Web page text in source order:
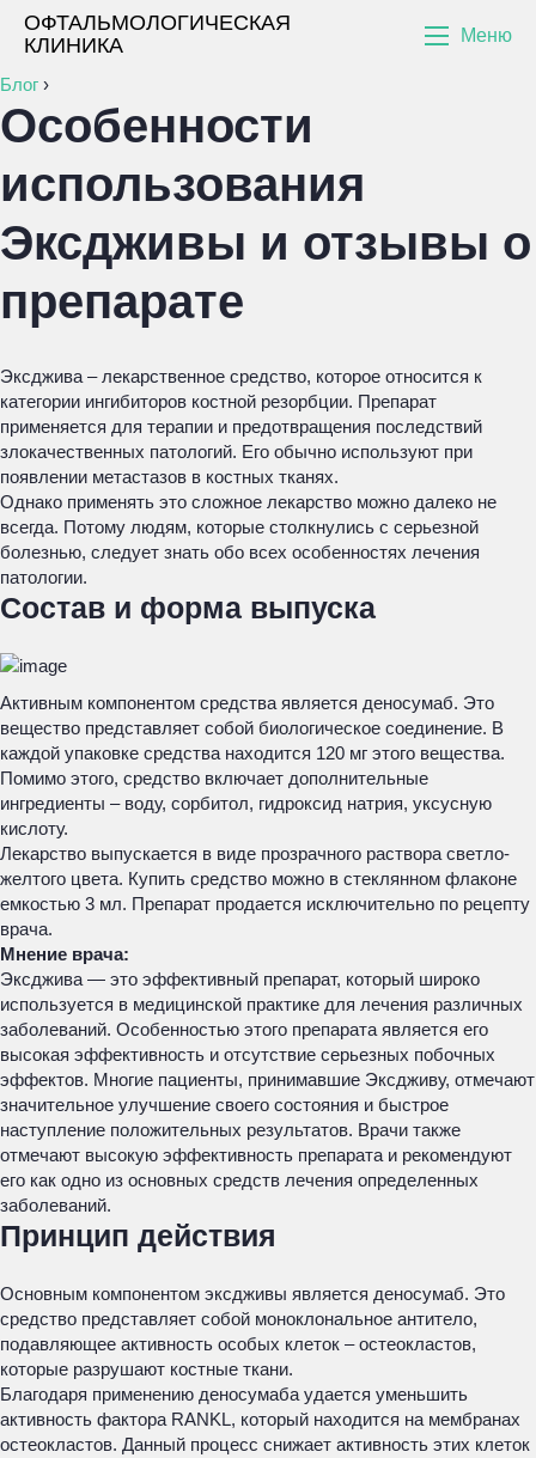
ОФТАЛЬМОЛОГИЧЕСКАЯ
КЛИНИКА
Меню
Блог ›
Особенности
использования
Эксдживы и отзывы о
препарате
Эксджива – лекарственное средство, которое относится к
категории ингибиторов костной резорбции. Препарат
применяется для терапии и предотвращения последствий
злокачественных патологий. Его обычно используют при
появлении метастазов в костных тканях.
Однако применять это сложное лекарство можно далеко не
всегда. Потому людям, которые столкнулись с серьезной
болезнью, следует знать обо всех особенностях лечения
патологии.
Состав и форма выпуска
Активным компонентом средства является деносумаб. Это
вещество представляет собой биологическое соединение. В
каждой упаковке средства находится 120 мг этого вещества.
Помимо этого, средство включает дополнительные
ингредиенты – воду, сорбитол, гидроксид натрия, уксусную
кислоту.
Лекарство выпускается в виде прозрачного раствора светло-
желтого цвета. Купить средство можно в стеклянном флаконе
емкостью 3 мл. Препарат продается исключительно по рецепту
врача.
Мнение врача:
Эксджива — это эффективный препарат, который широко
используется в медицинской практике для лечения различных
заболеваний. Особенностью этого препарата является его
высокая эффективность и отсутствие серьезных побочных
эффектов. Многие пациенты, принимавшие Эксдживу, отмечают
значительное улучшение своего состояния и быстрое
наступление положительных результатов. Врачи также
отмечают высокую эффективность препарата и рекомендуют
его как одно из основных средств лечения определенных
заболеваний.
Принцип действия
Основным компонентом эксдживы является деносумаб. Это
средство представляет собой моноклональное антитело,
подавляющее активность особых клеток – остеокластов,
которые разрушают костные ткани.
Благодаря применению деносумаба удается уменьшить
активность фактора RANKL, который находится на мембранах
остеокластов. Данный процесс снижает активность этих клеток